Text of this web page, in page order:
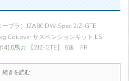
ープラ）JZA80 DW-Spec 2JZ-GTE
Coilover サスペンションキット LS
410馬力 【2JZ-GTE】 6速 FR
続きを読む